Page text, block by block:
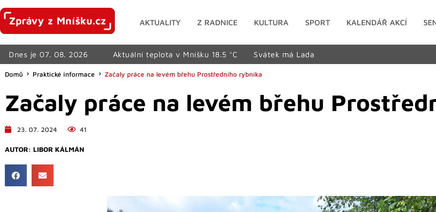
AKTUALITY Z RADNICE KULTURA SPORT KALENDÁŘ AKCÍ
Dnes je 07. 08. 2026 Aktuální teplota v Mníšku 18.5 °C Svátek má Lada
Domů Praktické informace Začaly práce na levém břehu Prostředního rybníka
Začaly práce na levém břehu
23. 07. 2024 41
AUTOR: LIBOR KÁLMÁN